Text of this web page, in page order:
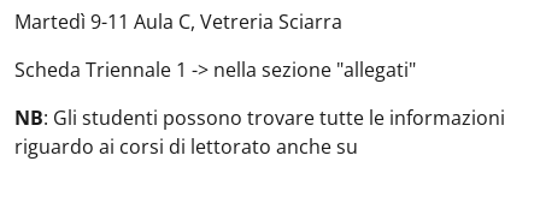
Martedì 9-11 Aula C, Vetreria Sciarra
Scheda Triennale 1 -> nella sezione "allegati"
NB: Gli studenti possono trovare tutte le informazioni
riguardo ai corsi di lettorato anche su